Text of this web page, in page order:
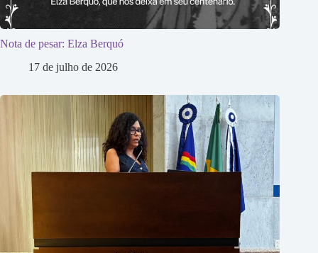
Nota de pesar: Elza Berquó
17 de julho de 2026